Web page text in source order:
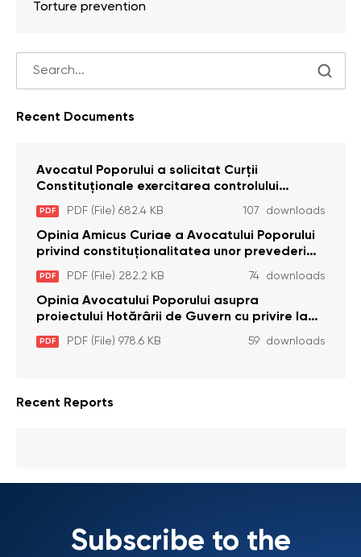
Torture prevention
Recent Documents
Avocatul Poporului a solicitat Curţii
Constituţionale exercitarea controlului
constituţionalităţii unor prevederi cu privire la
plata alocației sociale de stat persoanelor
cu dizabilitați care sunt private de liberate
PDF PDF (File) 682.4 KB 107 downloads
Opinia Amicus Curiae a Avocatului Poporului
privind constituționalitatea unor prevederi
care interzic angajarea în organizațiile de
pază particulară a persoanelor condamnate
pentru comiterea cu intenție a unor infracțiuni
a fost luată în considerare de Curtea
Constituțională
PDF PDF (File) 282.2 KB 74 downloads
Opinia Avocatului Poporului asupra
proiectului Hotărârii de Guvern cu privire la
aprobarea proiectului de lege privind
activitatea sanitară veterinarăa
PDF PDF (File) 978.6 KB 59 downloads
Recent Reports
Subscribe to the